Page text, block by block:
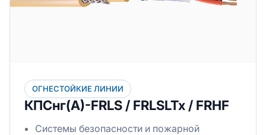
ОГНЕСТОЙКИЕ ЛИНИИ
КПСнг(А)-FRLS / FRLSLTx / FRHF
Системы безопасности и пожарной